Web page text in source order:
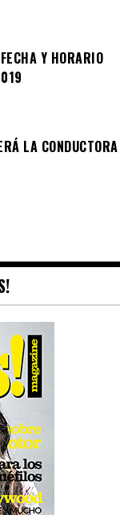
Y HORARIO
LA CONDUCTORA